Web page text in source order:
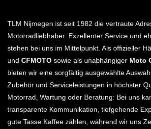
TLM Nijmegen ist seit 1982 die vertraute
Motorradliebhaber. Exzellenter Service und
stehen bei uns im Mittelpunkt. Als offizieller
und CFMOTO sowie als unabhängiger Moto
bieten wir eine sorgfältig ausgewählte
Zubehör und Serviceleistungen in höchster
Motorrad, Wartung oder Beratung: Bei uns
transparente Kommunikation, tiefgehende
gute Tasse Kaffee zählen, während wir uns